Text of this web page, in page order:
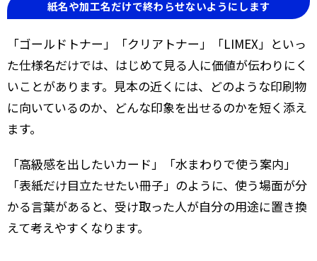
紙名や加工名だけで終わらせないようにします
「ゴールドトナー」「クリアトナー」「LIMEX」といっ
た仕様名だけでは、はじめて見る人に価値が伝わりにく
いことがあります。見本の近くには、どのような印刷物
に向いているのか、どんな印象を出せるのかを短く添え
ます。
「高級感を出したいカード」「水まわりで使う案内」
「表紙だけ目立たせたい冊子」のように、使う場面が分
かる言葉があると、受け取った人が自分の用途に置き換
えて考えやすくなります。